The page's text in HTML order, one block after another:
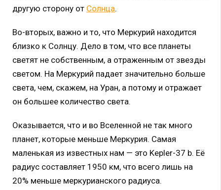
другую сторону от Солнца.
Во-вторых, важно и то, что Меркурий находится
близко к Солнцу. Дело в том, что все планеты
светят не собственным, а отраженным от звезды
светом. На Меркурий падает значительно больше
света, чем, скажем, на Уран, а потому и отражает
он большее количество света.
Оказывается, что и во Вселенной не так много
планет, которые меньше Меркурия. Самая
маленькая из известных нам — это Kepler-37 b. Её
радиус составляет 1950 км, что всего лишь на
20% меньше меркурианского радиуса.